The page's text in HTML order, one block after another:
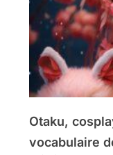
Otaku,
vocabulaire